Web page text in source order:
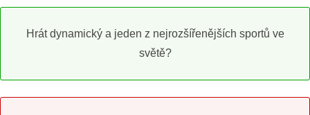
Hrát dynamický a jeden z nejrozšířenějších sportů ve
světě?